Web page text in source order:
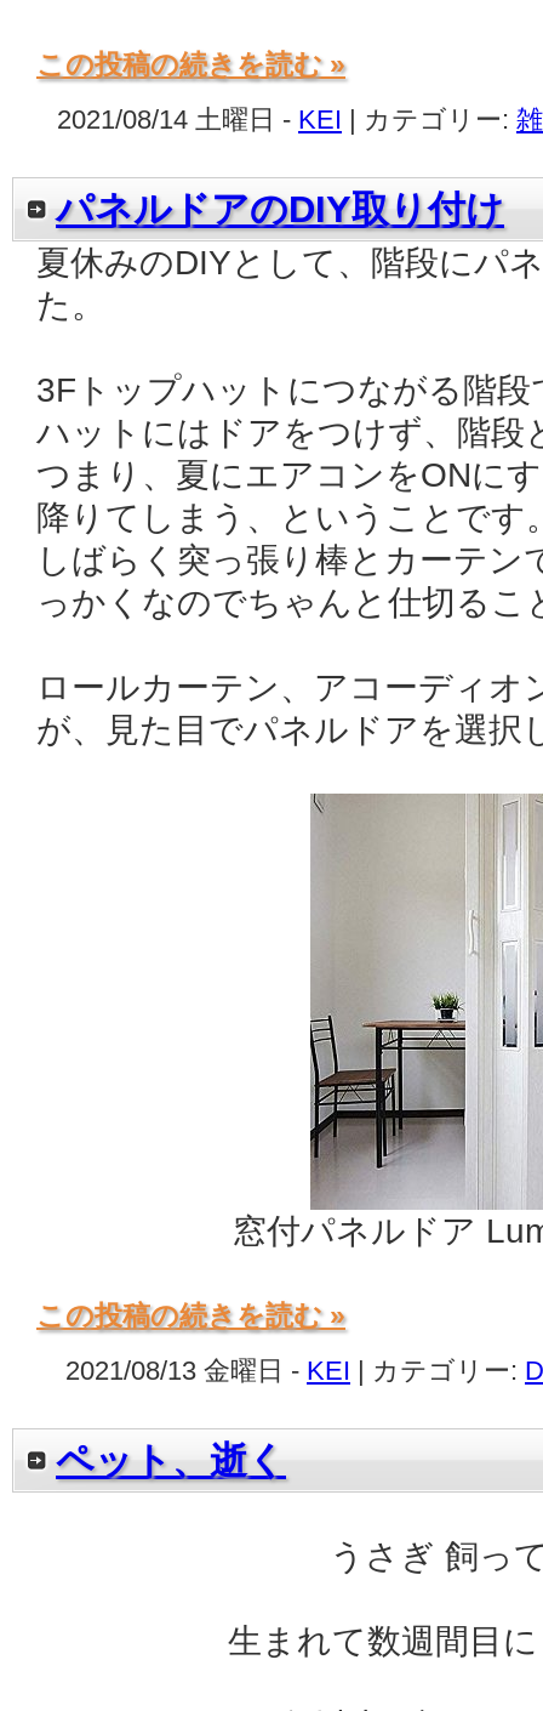
この投稿の続きを読む »
2021/08/14 土曜日 - KEI | カテゴリー:
パネルドアのDIY取り付け
夏休みのDIYとして、階段にパ
た。
3Fトップハットにつながる階
ハットにはドアをつけず、階段
つまり、夏にエアコンをONに
降りてしまう、ということです
しばらく突っ張り棒とカーテ
っかくなのでちゃんと仕切るこ
ロールカーテン、アコーディ
が、見た目でパネルドアを選択
窓付パネルドア
この投稿の続きを読む »
2021/08/13 金曜日 - KEI | カテゴリー:
ペット、逝く
うさぎ 飼っ
生まれて数週間目